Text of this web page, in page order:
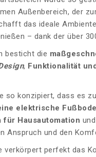
Außenbereich, der
das ideale
– dank der über
besticht die
, Funktionalität
so konzipiert, dass es
elektrische
für Hausautomation
Anspruch und den
verkörpert perfekt das